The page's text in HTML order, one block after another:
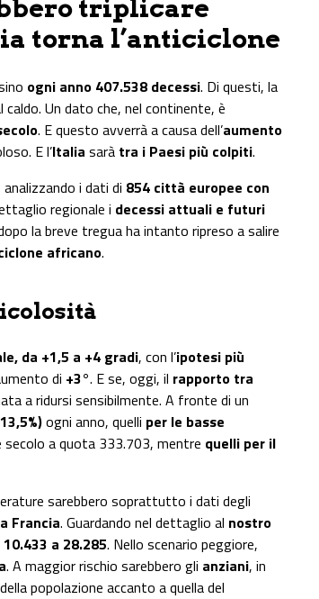
triplicare
torna l’anticiclone
ogni anno 407.538 decessi. Di questi, la
Un dato che, nel continente, è
. E questo avverrà a causa dell’aumento
E l’Italia sarà tra i Paesi più colpiti.
i dati di 854 città europee con
regionale i decessi attuali e futuri
la breve tregua ha intanto ripreso a salire
africano.
da +1,5 a +4 gradi, con l’ipotesi più
di +3°. E se, oggi, il rapporto tra
a ridursi sensibilmente. A fronte di un
ogni anno, quelli per le basse
secolo a quota 333.703, mentre quelli per il
sarebbero soprattutto i dati degli
Francia. Guardando nel dettaglio al nostro
a 28.285. Nello scenario peggiore,
. A maggior rischio sarebbero gli anziani, in
popolazione accanto a quella del